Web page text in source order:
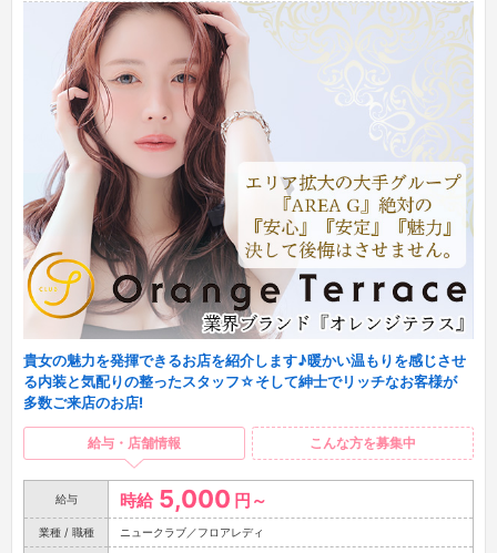
貴女の魅力を発揮できるお店を紹介します♪暖かい温もりを感じさせ
る内装と気配りの整ったスタッフ☆そして紳士でリッチなお客様が
多数ご来店のお店!
給与・店舗情報 こんな方を募集中
給与 時給 5,000 円～
業種 / 職種 ニュークラブ／フロアレディ